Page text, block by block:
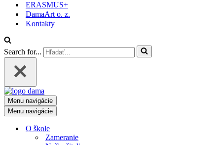
ERASMUS+
DamaArt o. z.
Kontakty
Search for...
Menu navigácie
Menu navigácie
O škole
Zameranie